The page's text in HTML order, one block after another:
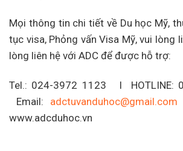
Mọi thông tin chi tiết về Du học Mỹ,
tục visa, Phỏng vấn Visa Mỹ, vui lòng
lòng liên hệ với ADC để được hỗ trợ:
Tel.: 024-3972 1123 I HOTLINE:
Email: adctuvanduhoc@gmail.com
www.adcduhoc.vn